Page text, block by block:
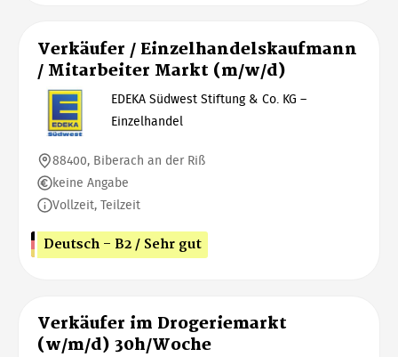
Verkäufer / Einzelhandelskaufmann
/ Mitarbeiter Markt (m/w/d)
EDEKA Südwest Stiftung & Co. KG –
Einzelhandel
88400, Biberach an der Riß
keine Angabe
Vollzeit, Teilzeit
Deutsch - B2 / Sehr gut
Verkäufer im Drogeriemarkt
(w/m/d) 30h/Woche